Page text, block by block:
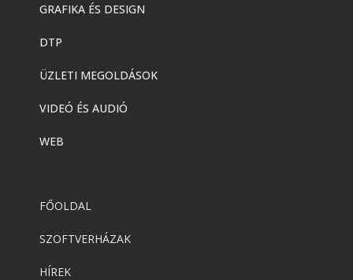
GRAFIKA ÉS DESIGN
DTP
ÜZLETI MEGOLDÁSOK
VIDEÓ ÉS AUDIÓ
WEB
FŐOLDAL
SZOFTVERHÁZAK
HÍREK